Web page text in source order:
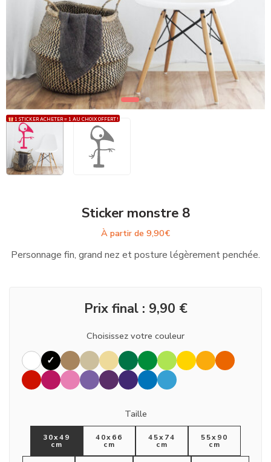
1 STICKER ACHETER = 1 AU CHOIX OFFERT !
Sticker monstre 8
À partir de 9,90€
Personnage fin, grand nez et posture légèrement penchée.
Prix final : 9,90 €
Choisissez votre couleur
Taille
30x49
cm
40x66
cm
45x74
cm
55x90
cm